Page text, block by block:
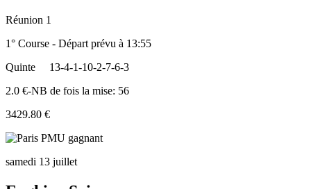
Réunion 1
1° Course - Départ prévu à 13:55
Quinte
13-4-1-10-2-7-6-3
2.0 €-NB de fois la mise: 56
3429.80 €
samedi 13 juillet